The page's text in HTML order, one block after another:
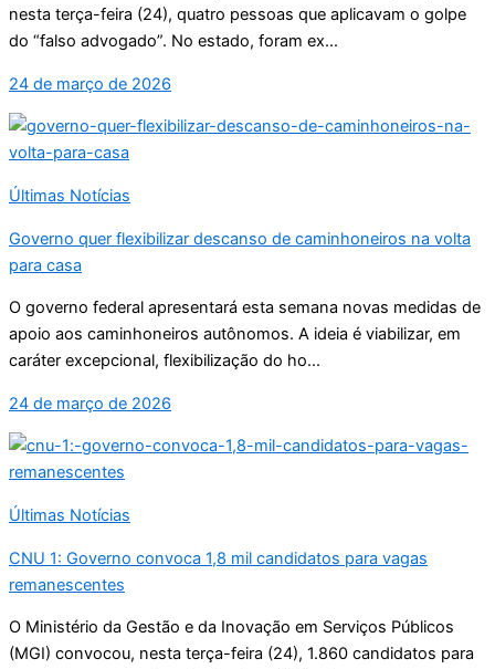
nesta terça-feira (24), quatro pessoas que aplicavam o golpe
do “falso advogado”. No estado, foram ex...
24 de março de 2026
Últimas Notícias
Governo quer flexibilizar descanso de caminhoneiros na volta
para casa
O governo federal apresentará esta semana novas medidas de
apoio aos caminhoneiros autônomos. A ideia é viabilizar, em
caráter excepcional, flexibilização do ho...
24 de março de 2026
Últimas Notícias
CNU 1: Governo convoca 1,8 mil candidatos para vagas
remanescentes
O Ministério da Gestão e da Inovação em Serviços Públicos
(MGI) convocou, nesta terça-feira (24), 1.860 candidatos para